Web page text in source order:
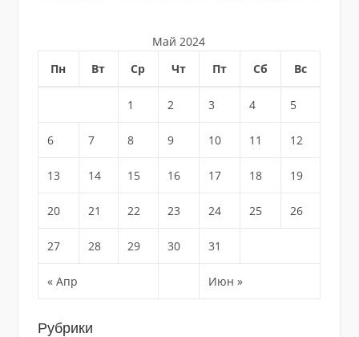
Май 2024
Пн
Вт Ср Чт Пт Сб Вс
« Апр Июн »
1 2 3 4 5
6 7 8 9 10 11 12
13 14 15 16 17 18 19
20 21 22 23 24 25 26
27 28 29 30 31
Рубрики